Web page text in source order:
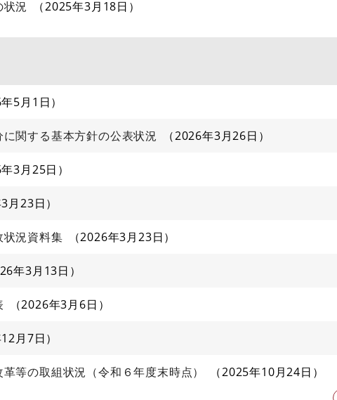
況 2025年3月18日
5月1日
関する基本方針の公表状況 2026年3月26日
3月25日
月23日
況資料集 2026年3月23日
年3月13日
2026年3月6日
月7日
等の取組状況（令和６年度末時点） 2025年10月24日